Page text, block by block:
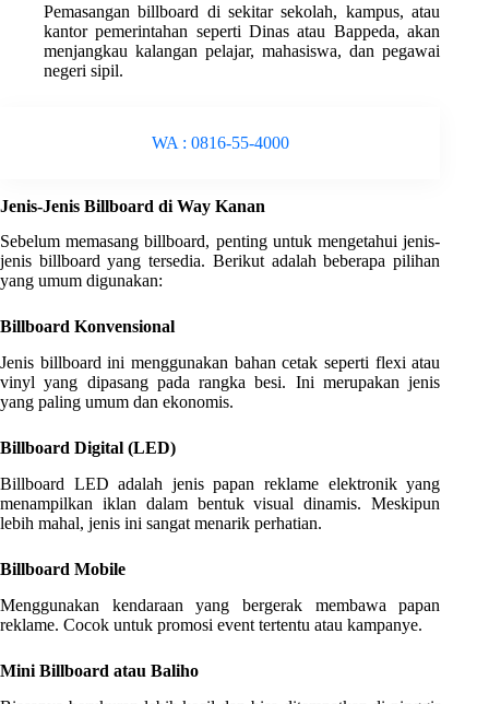
Pemasangan billboard di sekitar sekolah, kampus, atau
kantor pemerintahan seperti Dinas atau Bappeda, akan
menjangkau kalangan pelajar, mahasiswa, dan pegawai
negeri sipil.
WA : 0816-55-4000
Jenis-Jenis Billboard di Way Kanan
Sebelum memasang billboard, penting untuk mengetahui jenis-
jenis billboard yang tersedia. Berikut adalah beberapa pilihan
yang umum digunakan:
Billboard Konvensional
Jenis billboard ini menggunakan bahan cetak seperti flexi atau
vinyl yang dipasang pada rangka besi. Ini merupakan jenis
yang paling umum dan ekonomis.
Billboard Digital (LED)
Billboard LED adalah jenis papan reklame elektronik yang
menampilkan iklan dalam bentuk visual dinamis. Meskipun
lebih mahal, jenis ini sangat menarik perhatian.
Billboard Mobile
Menggunakan kendaraan yang bergerak membawa papan
reklame. Cocok untuk promosi event tertentu atau kampanye.
Mini Billboard atau Baliho